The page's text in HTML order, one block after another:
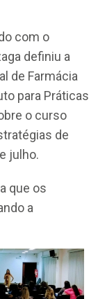
com o
definiu a
de Farmácia
para Práticas
o curso
de
julho.
que os
a